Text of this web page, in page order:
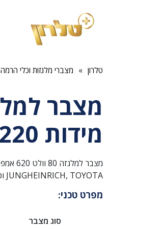
טלרון » מצברי מלגזות וכלי הרמה
מידות 1220×355×784
JUNGHEINRICH, TOYOTA וכו'
מפרט טכני:
סוג מצבר